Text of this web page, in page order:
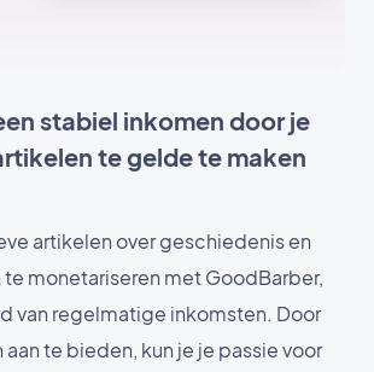
stabiel inkomen door je
te gelde te maken
artikelen over geschiedenis en
monetariseren met GoodBarber,
van regelmatige inkomsten. Door
te bieden, kun je je passie voor